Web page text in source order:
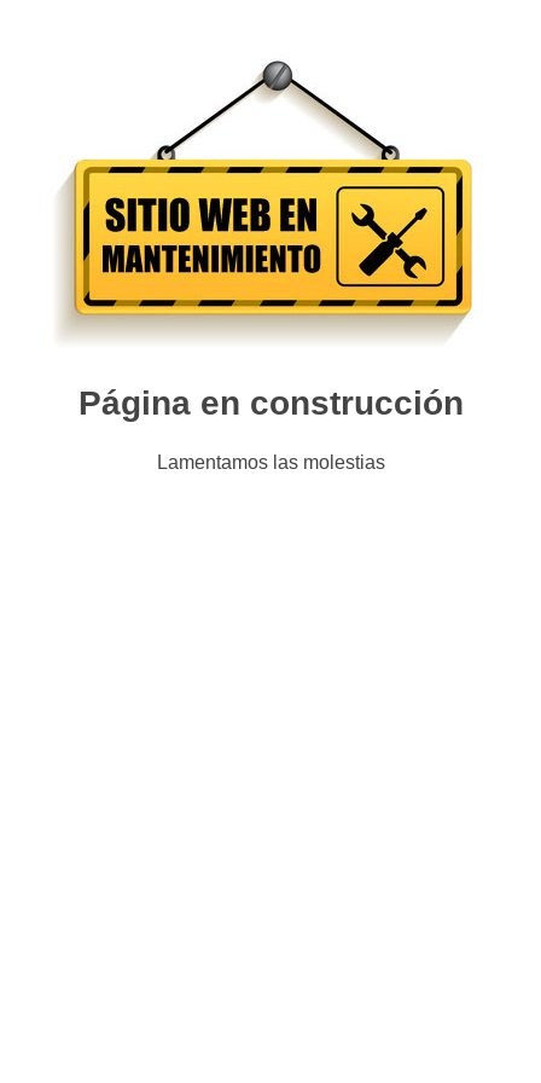
Página en construcción
Lamentamos las molestias